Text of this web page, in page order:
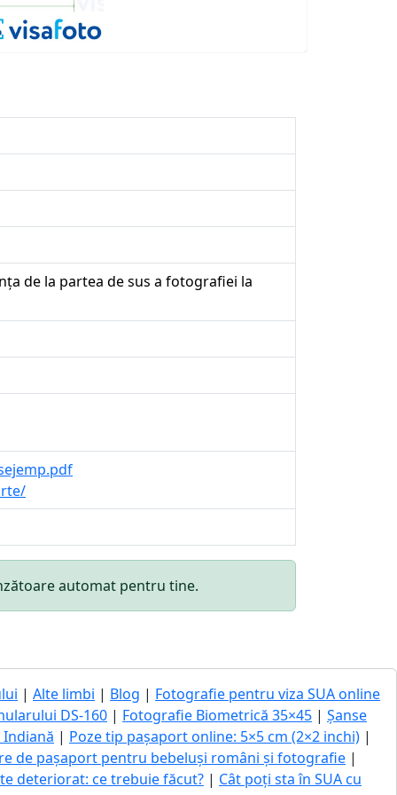
de la partea de sus a fotografiei la
automat pentru tine.
| Alte limbi | Blog | Fotografie pentru viza SUA online
DS-160 | Fotografie Biometrică 35×45 | Șanse
| Poze tip pașaport online: 5×5 cm (2×2 inchi) |
de pașaport pentru bebeluși români și fotografie |
deteriorat: ce trebuie făcut? | Cât poți sta în SUA cu